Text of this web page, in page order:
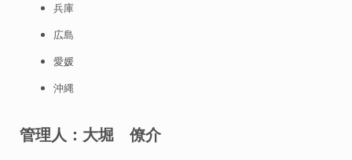
兵庫
広島
愛媛
沖縄
管理人：大堀 僚介